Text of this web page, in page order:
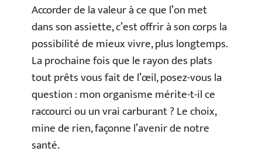
Accorder de la valeur à ce que l’on met
dans son assiette, c’est offrir à son corps la
possibilité de mieux vivre, plus longtemps.
La prochaine fois que le rayon des plats
tout prêts vous fait de l’œil, posez-vous la
question : mon organisme mérite-t-il ce
raccourci ou un vrai carburant ? Le choix,
mine de rien, façonne l’avenir de notre
santé.